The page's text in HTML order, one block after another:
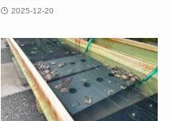
2025-12-20